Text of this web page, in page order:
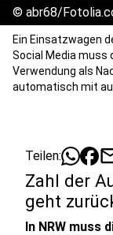
© abr68/
Ein Einsatzwagen
Social Media muss
Verwendung als
automatisch mit
Teilen:
Zahl der
geht
In NRW muss